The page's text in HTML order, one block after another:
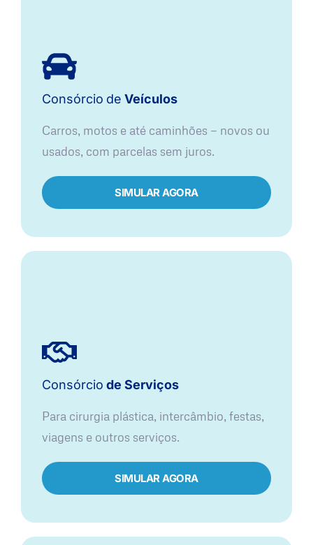
Consórcio de Veículos
Carros, motos e até caminhões — novos ou
usados, com parcelas sem juros.
SIMULAR AGORA
Consórcio de Serviços
Para cirurgia plástica, intercâmbio, festas,
viagens e outros serviços.
SIMULAR AGORA